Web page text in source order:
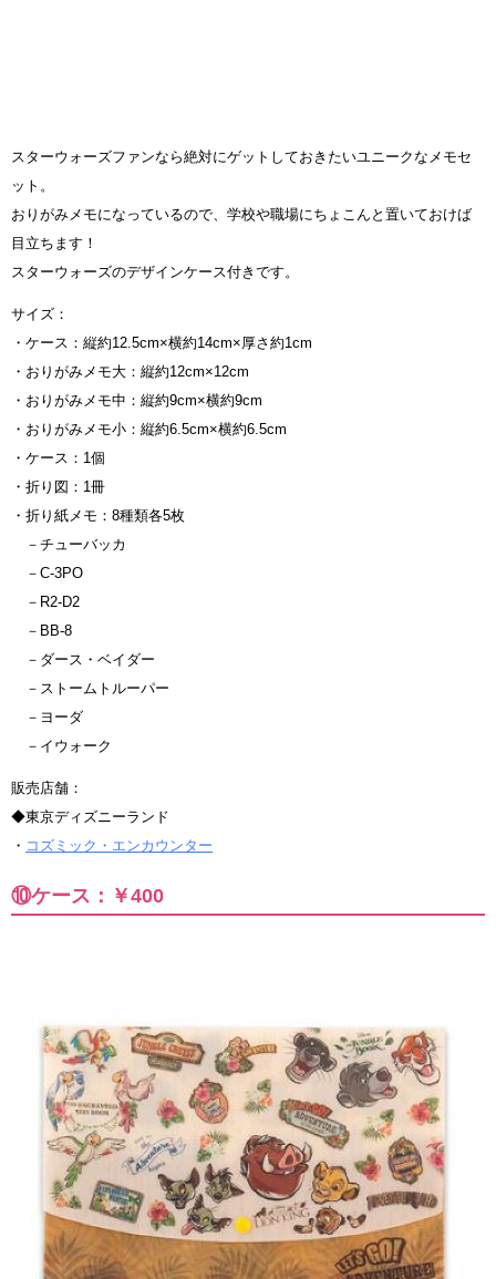
スターウォーズファンなら絶対にゲットしておきたいユニークなメモセ
ット。
おりがみメモになっているので、学校や職場にちょこんと置いておけば
目立ちます！
スターウォーズのデザインケース付きです。
サイズ：
・ケース：縦約12.5cm×横約14cm×厚さ約1cm
・おりがみメモ大：縦約12cm×12cm
・おりがみメモ中：縦約9cm×横約9cm
・おりがみメモ小：縦約6.5cm×横約6.5cm
・ケース：1個
・折り図：1冊
・折り紙メモ：8種類各5枚
－チューバッカ
－C-3PO
－R2-D2
－BB-8
－ダース・ベイダー
－ストームトルーパー
－ヨーダ
－イウォーク
販売店舗：
◆東京ディズニーランド
・ コズミック・エンカウンター
⑩ケース：￥400